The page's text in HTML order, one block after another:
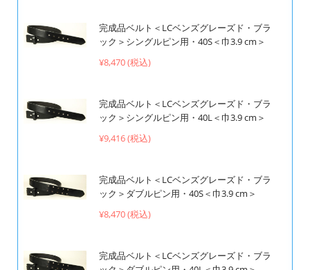
完成品ベルト＜LCベンズグレーズド・ブラ
ック＞シングルピン用・40S＜巾3.9 cm＞
¥8,470 (税込)
完成品ベルト＜LCベンズグレーズド・ブラ
ック＞シングルピン用・40L＜巾3.9 cm＞
¥9,416 (税込)
完成品ベルト＜LCベンズグレーズド・ブラ
ック＞ダブルピン用・40S＜巾3.9 cm＞
¥8,470 (税込)
完成品ベルト＜LCベンズグレーズド・ブラ